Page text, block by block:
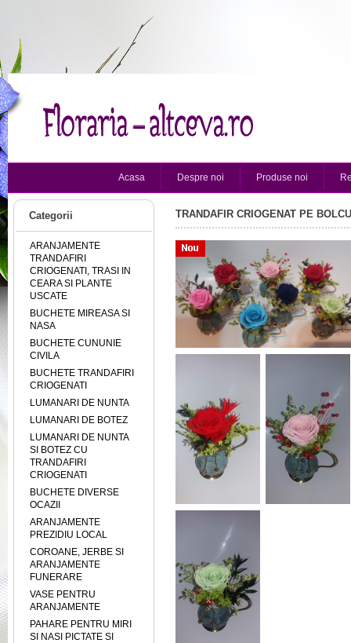
Acasa Despre noi Produse noi
Categorii
ARANJAMENTE
TRANDAFIRI
CRIOGENATI, TRASI IN
CEARA SI PLANTE
USCATE
BUCHETE MIREASA SI
NASA
BUCHETE CUNUNIE
CIVILA
BUCHETE TRANDAFIRI
CRIOGENATI
LUMANARI DE NUNTA
LUMANARI DE BOTEZ
LUMANARI DE NUNTA
SI BOTEZ CU
TRANDAFIRI
CRIOGENATI
BUCHETE DIVERSE
OCAZII
ARANJAMENTE
PREZIDIU LOCAL
COROANE, JERBE SI
ARANJAMENTE
FUNERARE
VASE PENTRU
ARANJAMENTE
PAHARE PENTRU MIRI
SI NASI PICTATE SI
TRANDAFIR CRIOGENAT PE